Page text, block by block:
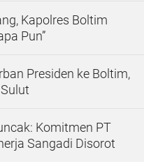
Kapolres Boltim
Pun”
Presiden ke Boltim,
Komitmen PT
Sangadi Disorot